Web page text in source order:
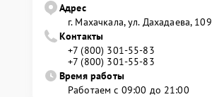
Адрес
г. Махачкала, ул. Дахадаева, 109
Контакты
+7 (800) 301-55-83
+7 (800) 301-55-83
Время работы
Работаем с 09:00 до 21:00